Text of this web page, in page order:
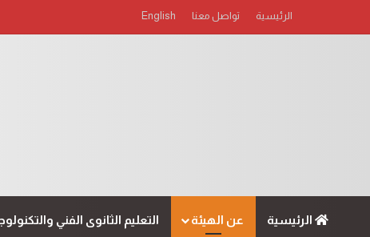
الرئيسية تواصل معنا English
الرئيسية عن الهيئة التعليم الثانوى الفني